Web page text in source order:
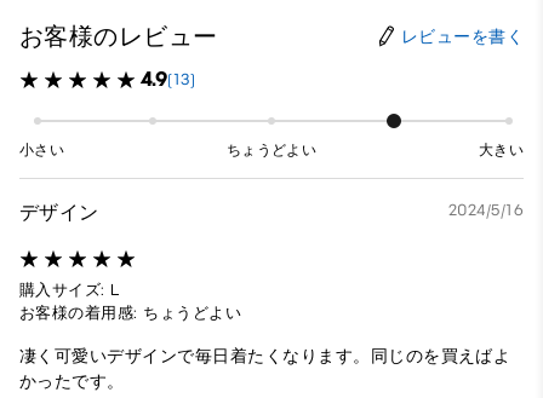
お客様のレビュー レビューを書く
4.9(13)
小さい ちょうどよい 大きい
デザイン 2024/5/16
購入サイズ: L
お客様の着用感: ちょうどよい
凄く可愛いデザインで毎日着たくなります。同じのを買えばよ
かったです。